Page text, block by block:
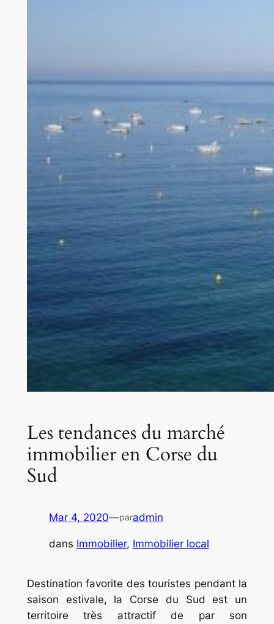
Les tendances du marché
immobilier en Corse du
Sud
Mar 4, 2020—paradmin
dans Immobilier, Immobilier local
Destination favorite des touristes pendant la
saison estivale, la Corse du Sud est un
territoire très attractif de par son